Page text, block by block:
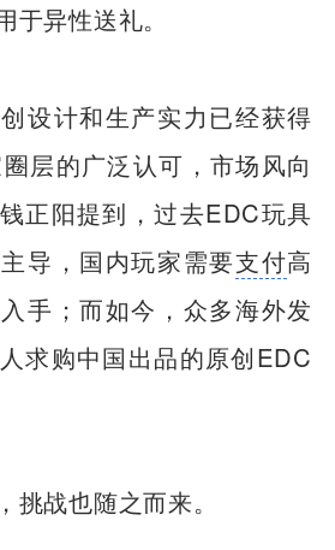
于异性送礼。
设计和生产实力已经获得
层的广泛认可，市场风向
正阳提到，过去EDC玩具
导，国内玩家需要支付高
手；而如今，众多海外发
求购中国出品的原创EDC
挑战也随之而来。